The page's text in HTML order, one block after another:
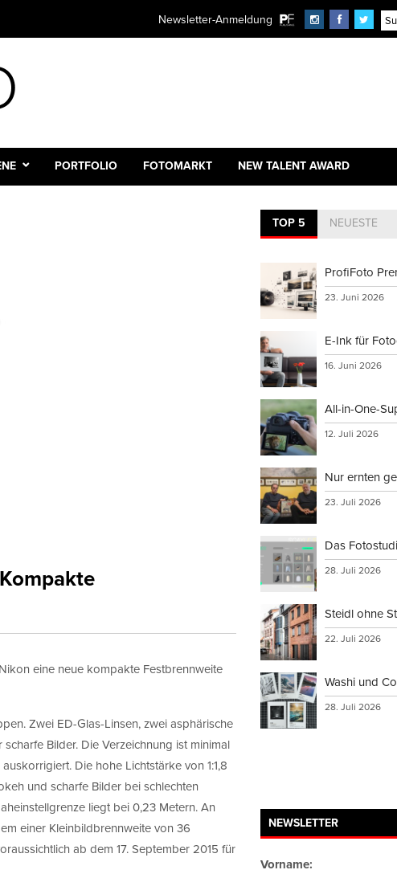
Newsletter-Anmeldung
PORTFOLIO FOTOMARKT NEW TALENT AWARD
eine neue kompakte Festbrennweite
Zwei ED-Glas-Linsen, zwei asphärische
Bilder. Die Verzeichnung ist minimal
Die hohe Lichtstärke von 1:1,8
und scharfe Bilder bei schlechten
liegt bei 0,23 Metern. An
einer Kleinbildbrennweite von 36
ab dem 17. September 2015 für
TOP 5 NEUESTE
ProfiFoto
23. Juni 2026
E-Ink für
16. Juni 2026
All-in-One-
12. Juli 2026
Nur ernten
23. Juli 2026
Das
28. Juli 2026
Steidl ohne
22. Juli 2026
Washi und
28. Juli 2026
NEWSLETTER
Vorname: